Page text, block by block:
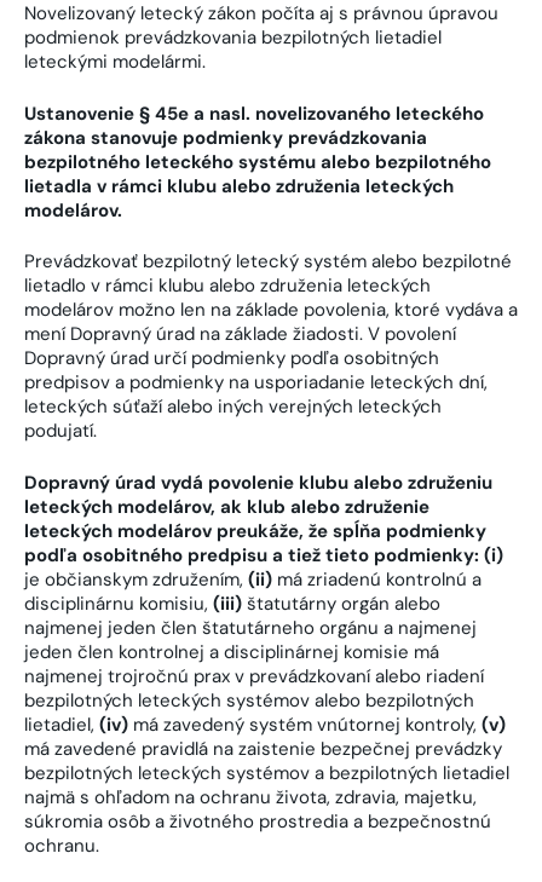
Novelizovaný letecký zákon počíta aj s právnou úpravou
podmienok prevádzkovania bezpilotných lietadiel
leteckými modelármi.
Ustanovenie § 45e a nasl. novelizovaného leteckého
zákona stanovuje podmienky prevádzkovania
bezpilotného leteckého systému alebo bezpilotného
lietadla v rámci klubu alebo združenia leteckých
modelárov.
Prevádzkovať bezpilotný letecký systém alebo bezpilotné
lietadlo v rámci klubu alebo združenia leteckých
modelárov možno len na základe povolenia, ktoré vydáva a
mení Dopravný úrad na základe žiadosti. V povolení
Dopravný úrad určí podmienky podľa osobitných
predpisov a podmienky na usporiadanie leteckých dní,
leteckých súťaží alebo iných verejných leteckých
podujatí.
Dopravný úrad vydá povolenie klubu alebo združeniu
leteckých modelárov, ak klub alebo združenie
leteckých modelárov preukáže, že spĺňa podmienky
podľa osobitného predpisu a tiež tieto podmienky: (i)
je občianskym združením, (ii) má zriadenú kontrolnú a
disciplinárnu komisiu, (iii) štatutárny orgán alebo
najmenej jeden člen štatutárneho orgánu a najmenej
jeden člen kontrolnej a disciplinárnej komisie má
najmenej trojročnú prax v prevádzkovaní alebo riadení
bezpilotných leteckých systémov alebo bezpilotných
lietadiel, (iv) má zavedený systém vnútornej kontroly, (v)
má zavedené pravidlá na zaistenie bezpečnej prevádzky
bezpilotných leteckých systémov a bezpilotných lietadiel
najmä s ohľadom na ochranu života, zdravia, majetku,
súkromia osôb a životného prostredia a bezpečnostnú
ochranu.